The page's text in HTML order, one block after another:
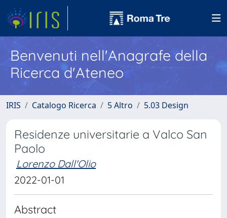
Benvenuti nell'Anagrafe della
Ricerca d'Ateneo
IRIS Catalogo Ricerca 5 Altro 5.03 Design
Residenze universitarie a Valco San
Paolo
Lorenzo Dall'Olio
2022-01-01
Abstract